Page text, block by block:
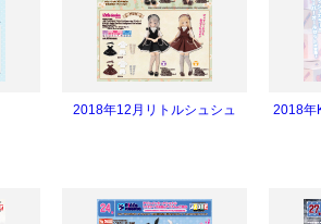
2018年12月リトルシュシュ 2018年